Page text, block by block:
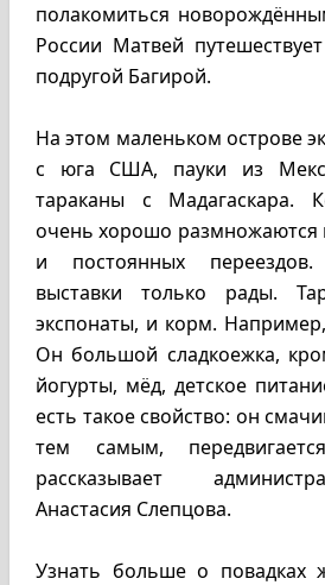
полакомиться
России Матвей
подругой Багирой.
На этом маленьком острове
с юга США, пауки из
тараканы с Мадагаскара.
очень хорошо размножаются
и постоянных
выставки только рады.
экспонаты, и корм.
Он большой сладкоежка,
йогурты, мёд, детское
есть такое свойство: он
тем самым,
рассказывает
Анастасия Слепцова.
Узнать больше о повадках